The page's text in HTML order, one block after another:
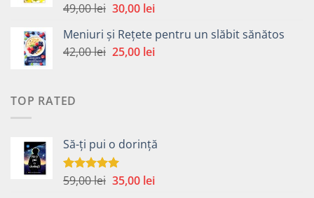
49,00 lei.
Evaluat la
49,00lei Prețul
a
fost:
30,00 leiPrețul
este:
30,00 lei.
Meniuri și Rețete pentru un slăbit sănătos
42,00lei Prețul
25,00 leiPrețul
TOP RATED
Să-ți pui o dorință
Evaluat la
59,00lei Prețul
35,00 leiPrețul